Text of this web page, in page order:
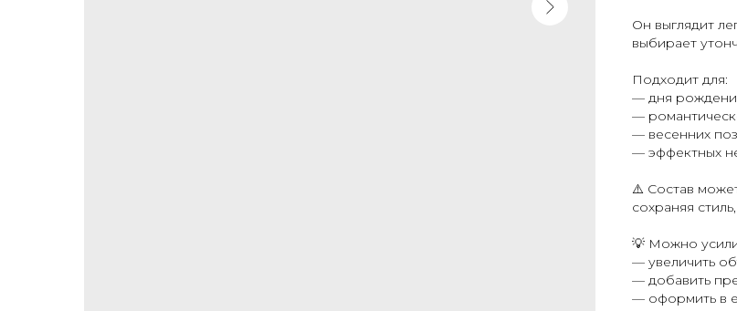
Он выглядит
выбирает
Подходит для:
— дня
—
— весенних
— эффектных
⚠️ Состав
сохраняя
💡 Можно
— увеличить
— добавить
— оформить в